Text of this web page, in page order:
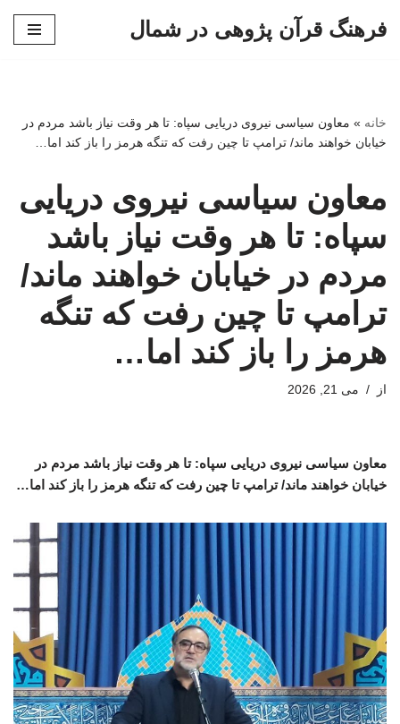
فرهنگ قرآن پژوهی در شمال
خانه » معاون سیاسی نیروی دریایی سپاه: تا هر وقت نیاز باشد مردم در
خیابان خواهند ماند/ ترامپ تا چین رفت که تنگه هرمز را باز کند اما…
معاون سیاسی نیروی دریایی
سپاه: تا هر وقت نیاز باشد
مردم در خیابان خواهند ماند/
ترامپ تا چین رفت که تنگه
هرمز را باز کند اما…
از می 21, 2026
معاون سیاسی نیروی دریایی سپاه: تا هر وقت نیاز باشد مردم در
خیابان خواهند ماند/ ترامپ تا چین رفت که تنگه هرمز را باز کند اما…